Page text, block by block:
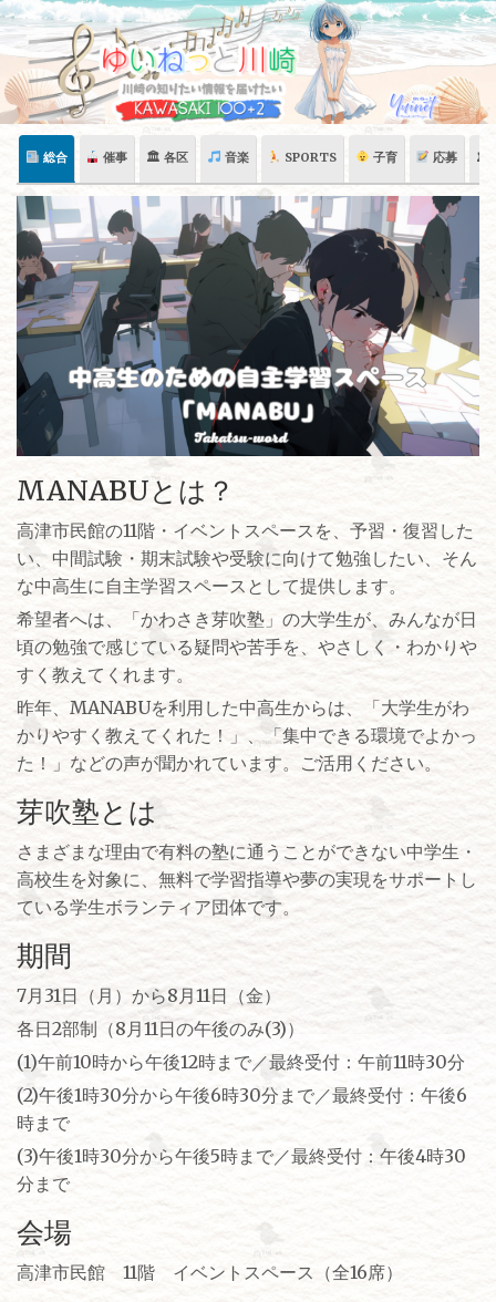
Skip
content
総合 催事 🏛 各区 音楽 SPORTS 子育 応募 🏛
MANABUとは？
高津市民館の11階・イベントスペースを、予習・復習した
い、中間試験・期末試験や受験に向けて勉強したい、そん
な中高生に自主学習スペースとして提供します。
希望者へは、「かわさき芽吹塾」の大学生が、みんなが日
頃の勉強で感じている疑問や苦手を、やさしく・わかりや
すく教えてくれます。
昨年、MANABUを利用した中高生からは、「大学生がわ
かりやすく教えてくれた！」、「集中できる環境でよかっ
た！」などの声が聞かれています。ご活用ください。
芽吹塾とは
さまざまな理由で有料の塾に通うことができない中学生・
高校生を対象に、無料で学習指導や夢の実現をサポートし
ている学生ボランティア団体です。
期間
7月31日（月）から8月11日（金）
各日2部制（8月11日の午後のみ(3)）
(1)午前10時から午後12時まで／最終受付：午前11時30分
(2)午後1時30分から午後6時30分まで／最終受付：午後6
時まで
(3)午後1時30分から午後5時まで／最終受付：午後4時30
分まで
会場
高津市民館 11階 イベントスペース（全16席）